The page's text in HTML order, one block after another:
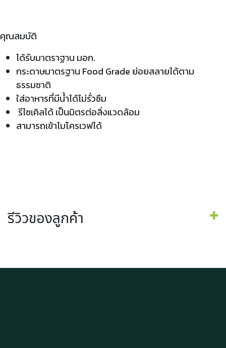
คุณสมบัติ
ได้รับมาตราฐาน มอก.
กระดาษมาตรฐาน Food Grade ย่อยสลายได้ตาม
ธรรมชาติ
ใส่อาหารที่มีน้ำได้ไม่รั่วซึม
รีไซเคิลได้ เป็นมิตรต่อสิ่งแวดล้อม
สามารถเข้าไมโครเวฟได้
รีวิวของลูกค้า